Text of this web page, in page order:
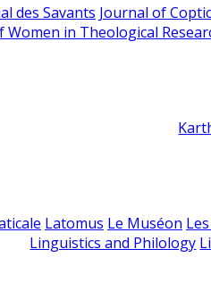
des Savants Journal of
Women in Theological
Latomus Le Muséon
Linguistics and Philology